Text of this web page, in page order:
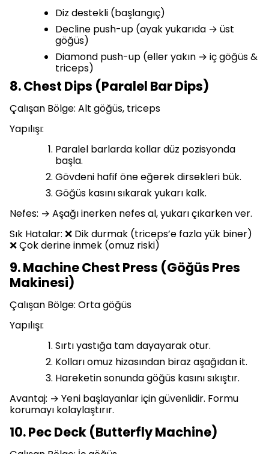
Diz destekli (başlangıç)
Decline push-up (ayak yukarıda → üst
göğüs)
Diamond push-up (eller yakın → iç göğüs &
triceps)
8. Chest Dips (Paralel Bar Dips)
Çalışan Bölge: Alt göğüs, triceps
Yapılışı:
Paralel barlarda kollar düz pozisyonda
başla.
Gövdeni hafif öne eğerek dirsekleri bük.
Göğüs kasını sıkarak yukarı kalk.
Nefes: → Aşağı inerken nefes al, yukarı çıkarken ver.
Sık Hatalar: ❌ Dik durmak (triceps’e fazla yük biner)
❌ Çok derine inmek (omuz riski)
9. Machine Chest Press (Göğüs Pres
Makinesi)
Çalışan Bölge: Orta göğüs
Yapılışı:
Sırtı yastığa tam dayayarak otur.
Kolları omuz hizasından biraz aşağıdan it.
Hareketin sonunda göğüs kasını sıkıştır.
Avantaj: → Yeni başlayanlar için güvenlidir. Formu
korumayı kolaylaştırır.
10. Pec Deck (Butterfly Machine)